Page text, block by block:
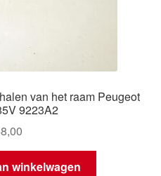
van het raam Peugeot
9223A2
winkelwagen